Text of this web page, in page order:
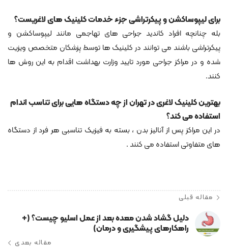
برای لیپوساکشن و پیکرتراشی جزء خدمات کلینیک های لاغریست؟
بله چنانچه افراد کاندید جراحی های تهاجمی مانند لیپوساکشن و
پیکرتراشی باشند می توانند در کلینیک ها توسط پزشکان متخصص ویزیت
شده و در مراکز جراحی مورد تایید وزارت بهداشت اقدام به این روش ها
کنند.
بهترین کلینیک لاغری در تهران از چه دستگاه هایی برای تناسب اندام
استفاده می کند؟
در این مراکز پس از آنالیز بدن ، بسته به فیزیک تناسبی هر فرد از دستگاه
های متفاوتی استفاده می کنند .
مقاله قبلی
دلیل گشاد شدن معده بعد از عمل اسلیو چیست؟ (+
راهکارهای پیشگیری و درمان)
مقاله بعدی